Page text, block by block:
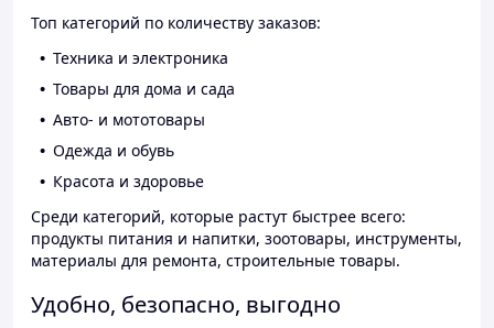
Топ категорий по количеству заказов:
Техника и электроника
Товары для дома и сада
Авто- и мототовары
Одежда и обувь
Красота и здоровье
Среди категорий, которые растут быстрее всего:
продукты питания и напитки, зоотовары, инструменты,
материалы для ремонта, строительные товары.
Удобно, безопасно, выгодно